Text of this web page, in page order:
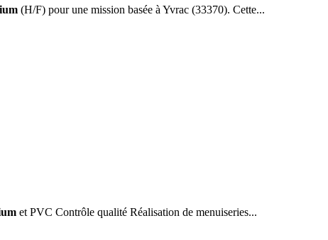
(H/F) pour une mission basée à Yvrac (33370). Cette...
et PVC Contrôle qualité Réalisation de menuiseries...